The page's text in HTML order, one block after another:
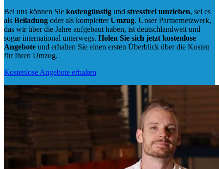
Bei uns können Sie kostengünstig und stressfrei umziehen, sei es
als Beiladung oder als kompletterUmzug. Unser Partnernetzwerk,
das wir über die Jahre aufgebaut haben, ist deutschlandweit und
sogar international unterwegs. Holen Sie sich jetzt kostenlose
Angebote und erhalten Sie einen ersten Überblick über die Kosten
für Ihren Umzug.
Kostenlose Angebote erhalten